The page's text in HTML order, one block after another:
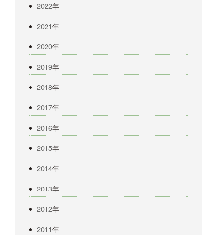
2022年
2021年
2020年
2019年
2018年
2017年
2016年
2015年
2014年
2013年
2012年
2011年